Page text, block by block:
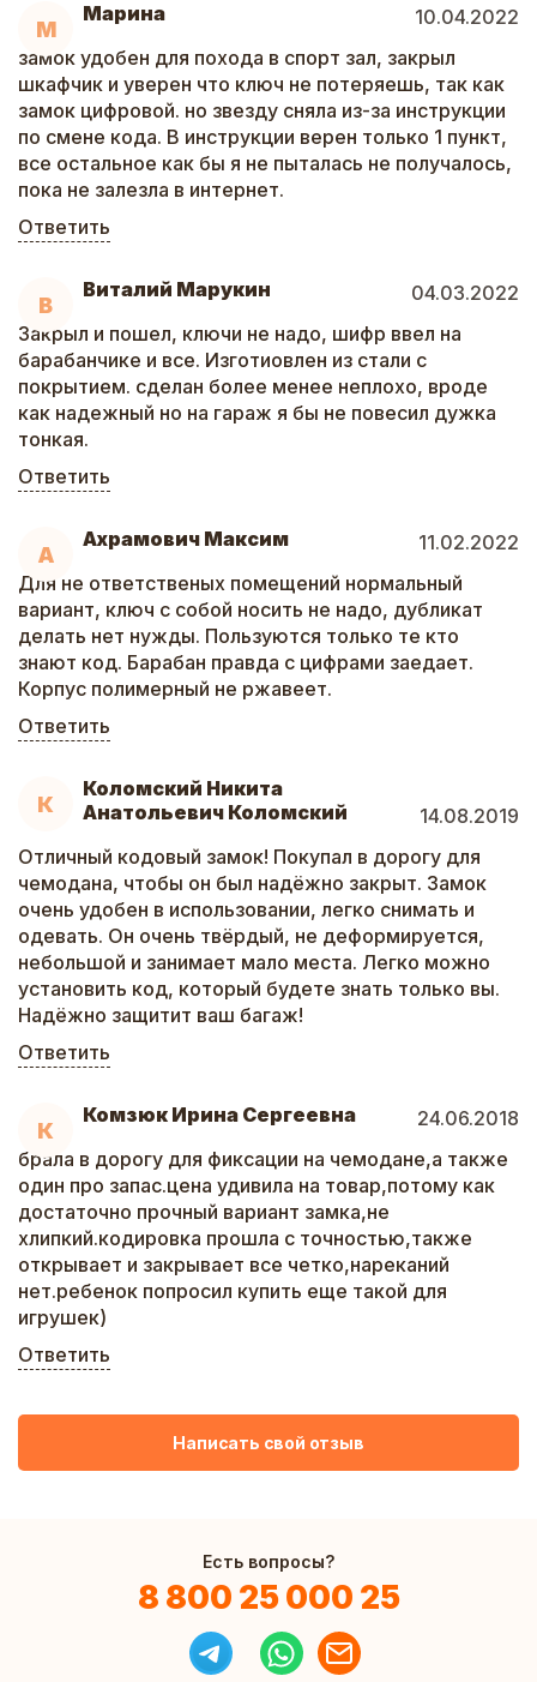
М
Марина
10.04.2022
замок удобен для похода в спорт зал, закрыл
шкафчик и уверен что ключ не потеряешь, так как
замок цифровой. но звезду сняла из-за инструкции
по смене кода. В инструкции верен только 1 пункт,
все остальное как бы я не пыталась не получалось,
пока не залезла в интернет.
Ответить
В
Виталий Марукин
04.03.2022
Закрыл и пошел, ключи не надо, шифр ввел на
барабанчике и все. Изготиовлен из стали с
покрытием. сделан более менее неплохо, вроде
как надежный но на гараж я бы не повесил дужка
тонкая.
Ответить
А
Ахрамович Максим
11.02.2022
Для не ответственых помещений нормальный
вариант, ключ с собой носить не надо, дубликат
делать нет нужды. Пользуются только те кто
знают код. Барабан правда с цифрами заедает.
Корпус полимерный не ржавеет.
Ответить
К
Коломский Никита
Анатольевич Коломский
14.08.2019
Отличный кодовый замок! Покупал в дорогу для
чемодана, чтобы он был надёжно закрыт. Замок
очень удобен в использовании, легко снимать и
одевать. Он очень твёрдый, не деформируется,
небольшой и занимает мало места. Легко можно
установить код, который будете знать только вы.
Надёжно защитит ваш багаж!
Ответить
К
Комзюк Ирина Сергеевна
24.06.2018
брала в дорогу для фиксации на чемодане,а также
один про запас.цена удивила на товар,потому как
достаточно прочный вариант замка,не
хлипкий.кодировка прошла с точностью,также
открывает и закрывает все четко,нареканий
нет.ребенок попросил купить еще такой для
игрушек)
Ответить
Написать свой отзыв
Есть вопросы?
8 800 25 000 25